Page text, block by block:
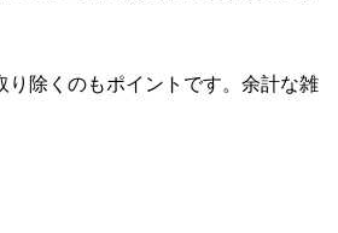
除くのもポイントです。余計な雑